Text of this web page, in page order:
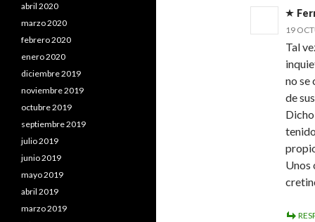
19
Tal
no se
de
Unos
abril 2020
marzo 2020
febrero 2020
enero 2020
diciembre 2019
noviembre 2019
octubre 2019
septiembre 2019
julio 2019
junio 2019
mayo 2019
abril 2019
marzo 2019